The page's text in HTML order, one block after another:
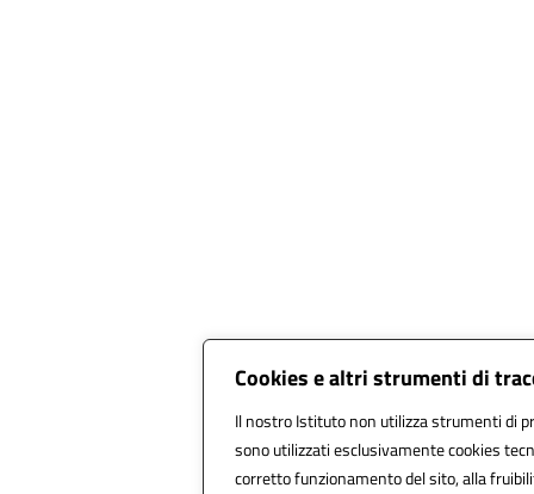
Cookies e altri strumenti di
Il nostro Istituto non utilizza strumenti di
sono utilizzati esclusivamente cookies
corretto funzionamento del sito, alla